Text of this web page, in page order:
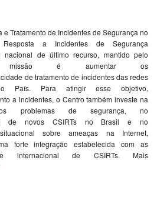
e Tratamento de Incidentesde Segurança no
Resposta a Incidentes de Segurança
nacional de último recurso, mantido pelo
é aumentar os
dade de tratamentode incidentesdas redes
País. Para atingiresse objetivo,
nto a incidentes, o Centro também investe na
problemas de segurança, no
de novos CSIRTs no Brasile no
sobre ameaças na Internet,
forte integraçãoestabelecida com as
e internacional de CSIRTs. Mais